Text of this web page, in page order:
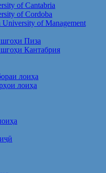
of Cantabria
of Cordoba
University of Management
Пиза
Кантабрия
лоиҳа
лоиҳа